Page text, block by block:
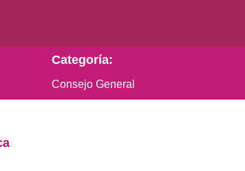
Categoría:
Consejo General